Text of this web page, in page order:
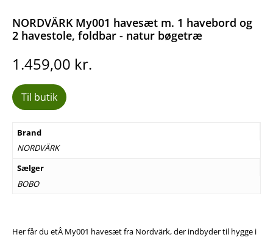
NORDVÄRK My001 havesæt m. 1 havebord og
2 havestole, foldbar - natur bøgetræ
1.459,00 kr.
Til butik
Brand
NORDVÄRK
Sælger
BOBO
Her får du etÂ My001 havesæt fra Nordvärk, der indbyder til hygge i